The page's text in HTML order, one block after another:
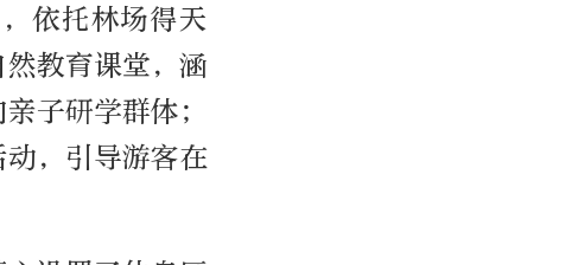
依托林场得天
教育课堂，涵
子研学群体；
，引导游客在